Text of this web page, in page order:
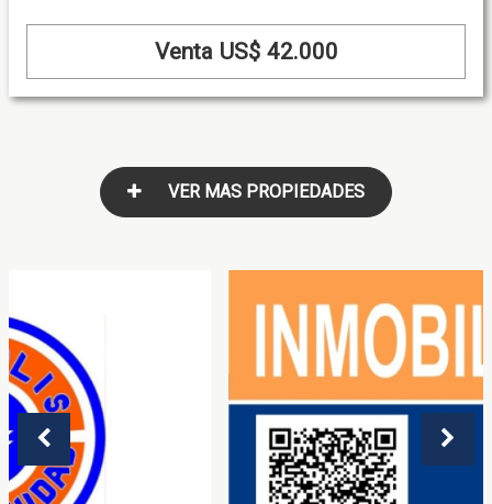
Venta US$ 42.000
VER MAS PROPIEDADES